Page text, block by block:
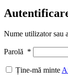
Nume utilizator sau
Parolă *
Ține-mă minte